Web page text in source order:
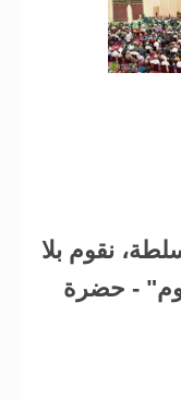
على حقيقة
أهمية عيد
نقوم بلا
- حضرة